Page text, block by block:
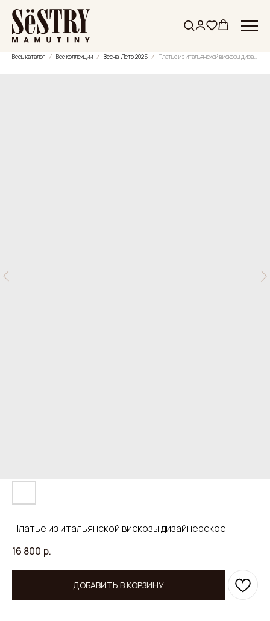
Весь каталог Все коллекции Весна-Лето 2025
Платье из итальянской вискозы дизайнерское
16 800 р.
ДОБАВИТЬ В КОРЗИНУ